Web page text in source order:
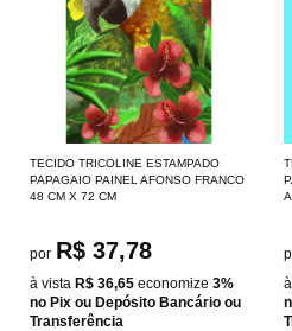
TECIDO TRICOLINE ESTAMPADO
PAPAGAIO PAINEL AFONSO FRANCO
48 CM X 72 CM
por R$ 37,78
à vista R$ 36,65 economize 3%
no Pix ou Depósito Bancário ou
Transferência